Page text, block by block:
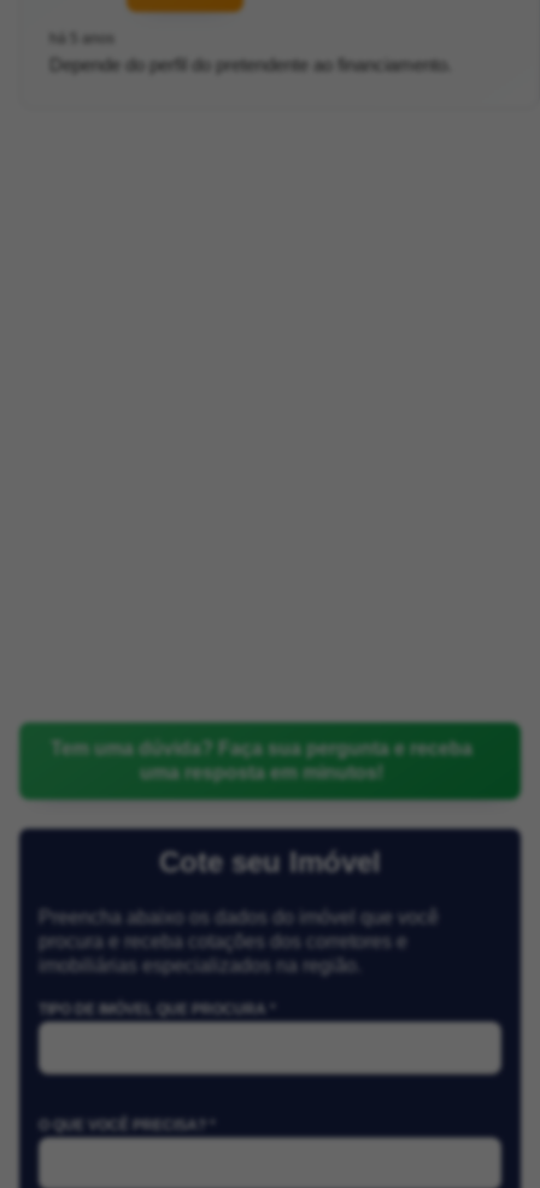
Depende do perfil do pretendente ao financiamento.
Tem uma dúvida? Faça sua pergunta e receba
uma resposta em minutos!
Cote seu Imóvel
Preencha abaixo os dados do imóvel que você
procura e receba cotações dos corretores e
imobiliárias especializados na região.
TIPO DE IMÓVEL QUE PROCURA *
O QUE VOCÊ PRECISA? *